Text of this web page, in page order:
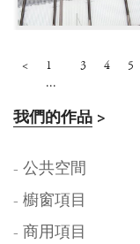
<
1
...
3 4 5
我們的作品 >
- 公共空間
- 櫥窗項目
- 商用項目